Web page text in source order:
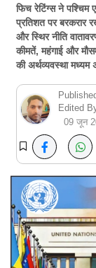
फिच रेटिंग्स ने पश्चिम
प्रतिशत पर बरकरार
और स्थिर नीति
कीमतें, महंगाई और
की अर्थव्यवस्था
Edited
09 जून